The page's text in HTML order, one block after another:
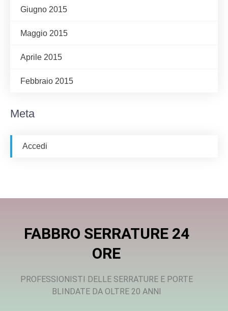
Giugno 2015
Maggio 2015
Aprile 2015
Febbraio 2015
Meta
Accedi
FABBRO SERRATURE 24
ORE
PROFESSIONISTI DELLE SERRATURE E PORTE
BLINDATE DA OLTRE 20 ANNI